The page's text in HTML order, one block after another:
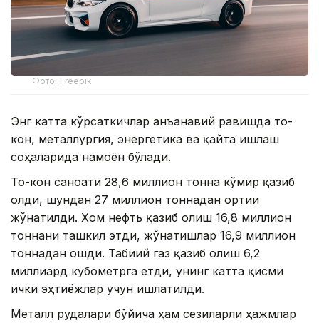
Фото: Freepik
Энг катта кўрсаткичлар анъанавий равишда тоғ-
кон, металлургия, энергетика ва қайта ишлаш
соҳаларида намоён бўлади.
Тоғ-кон саноати 28,6 миллион тонна кўмир қазиб
олди, шундан 27 миллион тоннадан ортиғи
жўнатилди. Хом нефть қазиб олиш 16,8 миллион
тоннани ташкил этди, жўнатишлар 16,9 миллион
тоннадан ошди. Табиий газ қазиб олиш 6,2
миллиард кубометрга етди, унинг катта қисми
ички эҳтиёжлар учун ишлатилди.
Металл рудалари бўйича ҳам сезиларли ҳажмлар